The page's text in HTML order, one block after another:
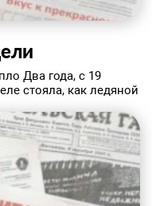
Два года, с 19
стояла, как ледяной